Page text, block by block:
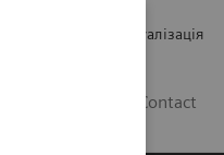
Медична візуалізація
Contact